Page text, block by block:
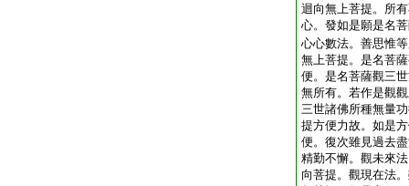
迴向無上菩提。所
心。發如是願是名
心心數法。善思惟
無上菩提。是名菩
便。是名菩薩觀三
無所有。若作是觀
三世諸佛所種無量
提方便力故。如是
便。復次雖見過去
精勤不懈。觀未來
向菩提。觀現在法